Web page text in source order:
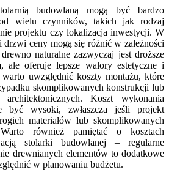
budowlaną mogą być bardzo
wielu czynników, takich jak rodzaj
projektu czy lokalizacja inwestycji. W
ceny mogą się różnić w zależności
naturalne zazwyczaj jest droższe
ale oferuje lepsze walory estetyczne i
uwzględnić koszty montażu, które
skomplikowanych konstrukcji lub
Koszt wykonania
być wysoki, zwłaszcza jeśli projekt
materiałów lub skomplikowanych
również pamiętać o kosztach
stolarki budowlanej – regularne
drewnianych elementów to dodatkowe
w planowaniu budżetu.